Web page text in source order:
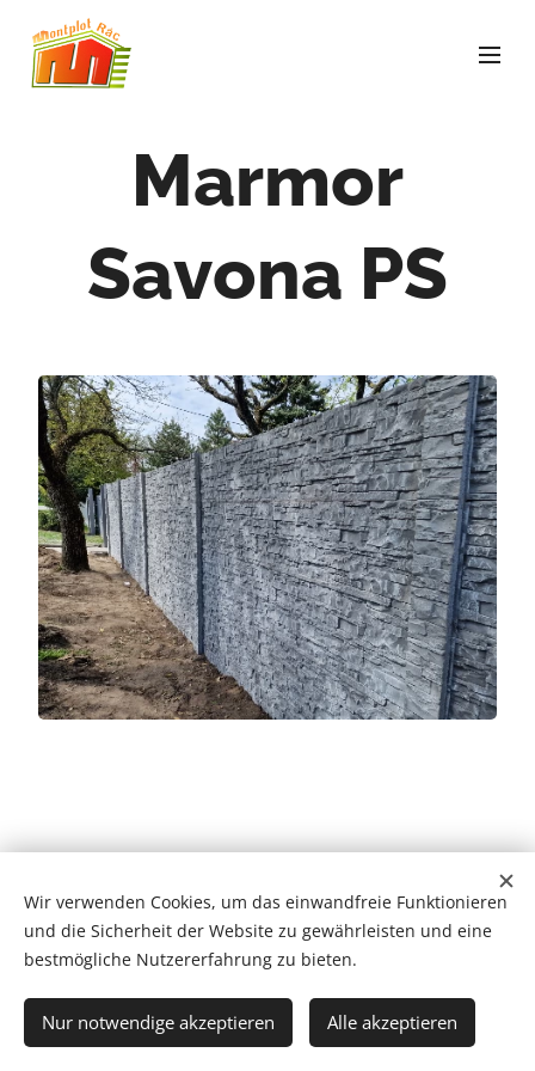
Marmor
Savona PS
Since
Betonzäune Cookies
Slovenčina
Deutsch
Wir verwenden Cookies, um das einwandfreie Funktionieren
und die Sicherheit der Website zu gewährleisten und eine
bestmögliche Nutzererfahrung zu bieten.
Nur notwendige akzeptieren Alle akzeptieren